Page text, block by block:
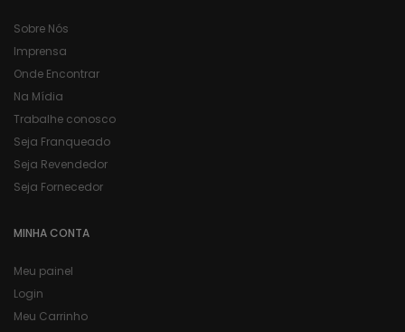
Sobre Nós
Imprensa
Onde Encontrar
Na Mídia
Trabalhe conosco
Seja Franqueado
Seja Revendedor
Seja Fornecedor
MINHA CONTA
Meu painel
Login
Meu Carrinho